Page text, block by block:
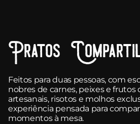
Pratos
Feitos para duas pessoas, com
nobres de carnes, peixes e frutos
artesanais, risotos e molhos
experiência pensada para
momentos à mesa.